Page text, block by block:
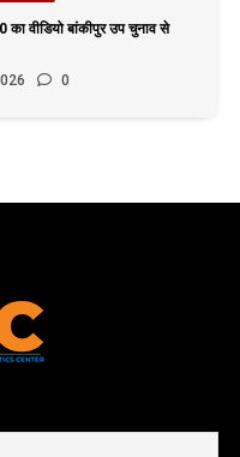
वीडियो बांकीपुर उप चुनाव से
0